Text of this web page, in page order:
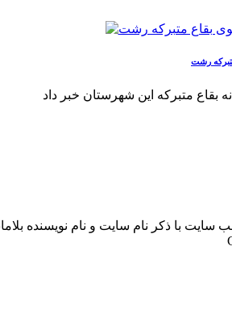
با ذکر نام سایت و نام نویسنده